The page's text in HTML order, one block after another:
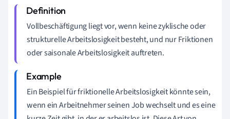
Vollbeschäftigung liegt vor, wenn keine zyklische oder
strukturelle Arbeitslosigkeit besteht, und nur Friktionen
oder saisonale Arbeitslosigkeit auftreten.
Ein Beispiel für friktionelle Arbeitslosigkeit könnte sein,
wenn ein Arbeitnehmer seinen Job wechselt und es eine